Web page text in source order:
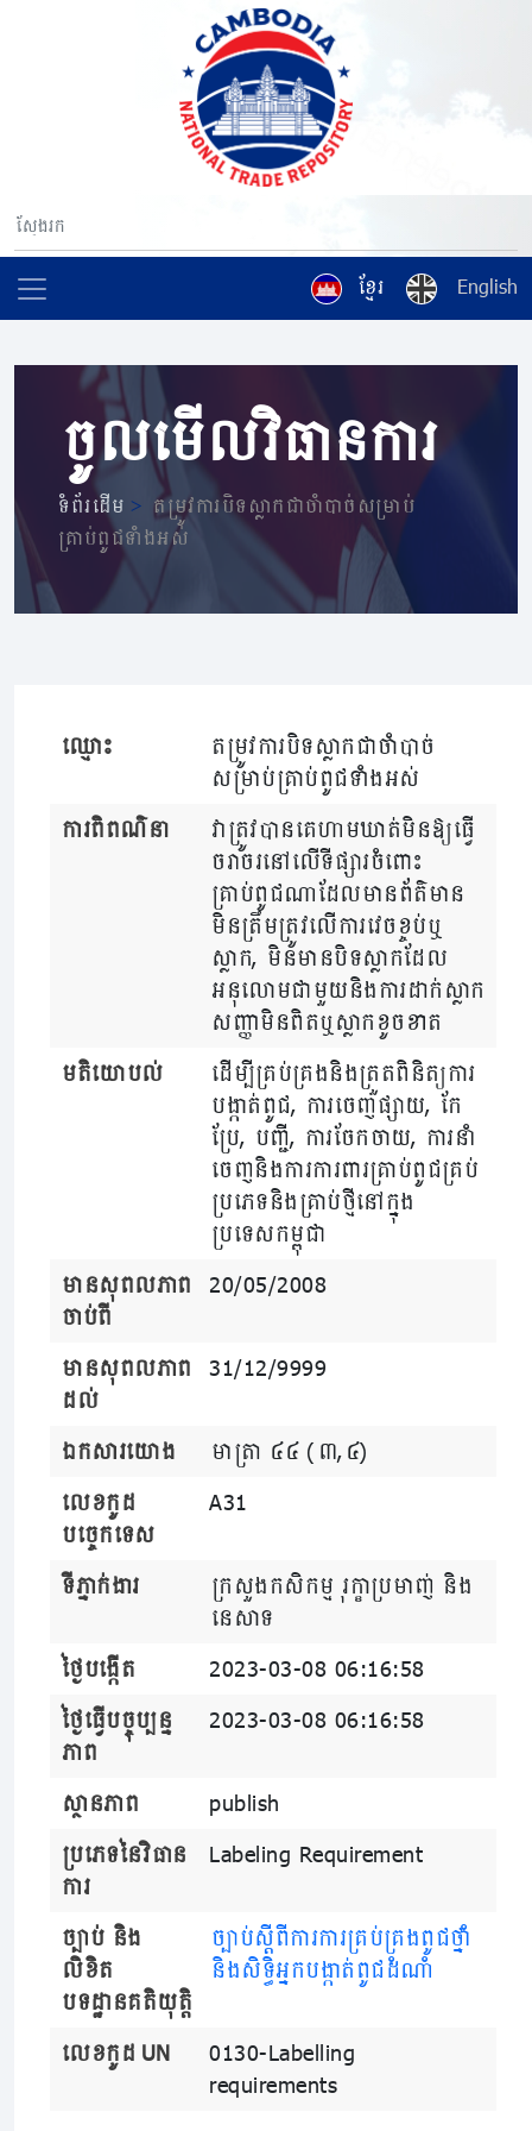
ខ្មែរ English
ចូលមើលវិធានការ
ទំព័រដើម> តម្រូវការបិទស្លាកជាចាំបាច់សម្រាប់
គ្រាប់ពូជទាំងអស់
ឈ្មោះ
តម្រូវការបិទស្លាកជាចាំបាច់
សម្រាប់គ្រាប់ពូជទាំងអស់
ការពិពណ៌នា
វាត្រូវបានគេហាមឃាត់មិនឱ្យធ្វើ
ចរាចរនៅលើទីផ្សារចំពោះ
គ្រាប់ពូជណាដែលមានព័ត៌មាន
មិនត្រឹមត្រូវលើការវេចខ្ចប់ឬ
ស្លាក, មិនមានបិទស្លាកដែល
អនុលោមជាមួយនិងការដាក់ស្លាក
សញ្ញាមិនពិតឬស្លាកខូចខាត
មតិយោបល់
ដើម្បីគ្រប់គ្រងនិងត្រួតពិនិត្យការ
បង្កាត់ពូជ, ការចេញផ្សាយ, កែ
ប្រែ, បញ្ជី, ការចែកចាយ, ការនាំ
ចេញនិងការការពារគ្រាប់ពូជគ្រប់
ប្រភេទនិងគ្រាប់ថ្មីនៅក្នុង
ប្រទេសកម្ពុជា
មានសុពលភាព
ចាប់ពី
20/05/2008
មានសុពលភាព
ដល់
31/12/9999
ឯកសារយោង
មាត្រា ៤៤ (៣,៤)
លេខកូដ
បច្ចេកទេស
A31
ទីភ្នាក់ងារ
ក្រសួងកសិកម្ម រុក្ខាប្រមាញ់ និង
នេសាទ
ថ្ងៃបង្កើត
2023-03-08 06:16:58
ថ្ងៃធ្វើបច្ចុប្បន្ន
ភាព
2023-03-08 06:16:58
ស្ថានភាព
publish
ប្រភេទនៃវិធាន
ការ
Labeling Requirement
ច្បាប់ និង
លិខិត
បទដ្ឋានគតិយុត្តិ
ច្បាប់​ស្តីពីការការ​គ្រប់​គ្រង​ពូជ​ថ្នាំ
និង​សិទ្ធិអ្នក​បង្កាត់​ពូជ​ដំណាំ
លេខកូដ UN
0130-Labelling
requirements